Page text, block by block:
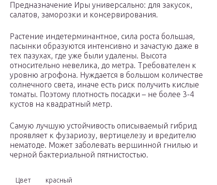
Предназначение Иры универсально: для закусок,
салатов, заморозки и консервирования.
Растение индетерминантное, сила роста большая,
пасынки образуются интенсивно и зачастую даже в
тех пазухах, где уже были удалены. Высота
относительно невелика, до метра. Требователен к
уровню агрофона. Нуждается в большом количестве
солнечного света, иначе есть риск получить кислые
томаты. Поэтому плотность посадки – не более 3-4
кустов на квадратный метр.
Самую лучшую устойчивость описываемый гибрид
проявляет к фузариозу, вертицелезу и вредителю
нематоде. Может заболевать вершинной гнилью и
черной бактериальной пятнистостью.
Цвет красный